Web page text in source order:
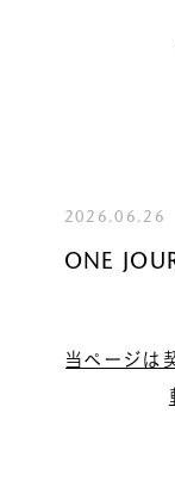
コンセプト
ヒストリー
コーポレー
カテゴリー
JOURNAL
2026.06.26
ONE
当ページは